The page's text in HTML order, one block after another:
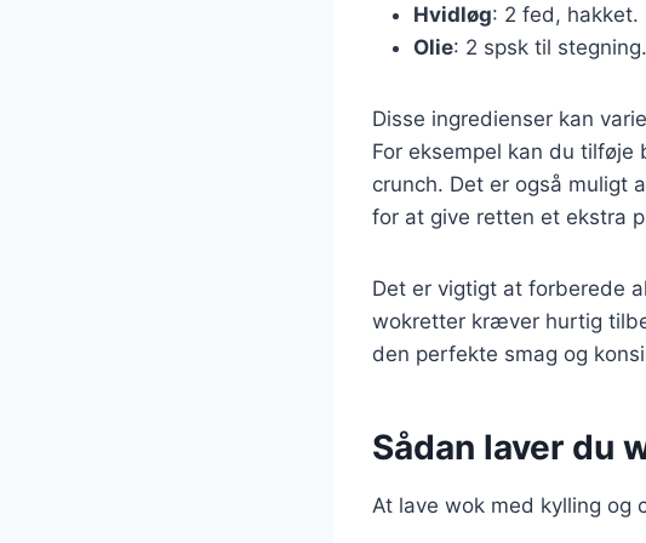
Hvidløg: 2 fed, hakket.
Olie: 2 spsk til stegning.
Disse ingredienser kan
For eksempel kan du
crunch. Det er også muligt
for at give retten et ekstra
Det er vigtigt at forberede
wokretter kræver hurtig
den perfekte smag og
Sådan laver du
At lave wok med kylling og